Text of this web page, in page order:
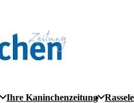
Ihre Kaninchenzeitung